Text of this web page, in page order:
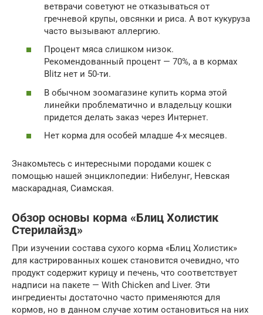
ветврачи советуют не отказываться от
гречневой крупы, овсянки и риса. А вот кукуруза
часто вызывают аллергию.
Процент мяса слишком низок.
Рекомендованный процент — 70%, а в кормах
Blitz нет и 50-ти.
В обычном зоомагазине купить корма этой
линейки проблематично и владельцу кошки
придется делать заказ через Интернет.
Нет корма для особей младше 4-х месяцев.
Знакомьтесь с интересными породами кошек с
помощью нашей энциклопедии: Нибелунг, Невская
маскарадная, Сиамская.
Обзор основы корма «Блиц Холистик
Стерилайзд»
При изучении состава сухого корма «Блиц Холистик»
для кастрированных кошек становится очевидно, что
продукт содержит курицу и печень, что соответствует
надписи на пакете — With Chicken and Liver. Эти
ингредиенты достаточно часто применяются для
кормов, но в данном случае хотим остановиться на них